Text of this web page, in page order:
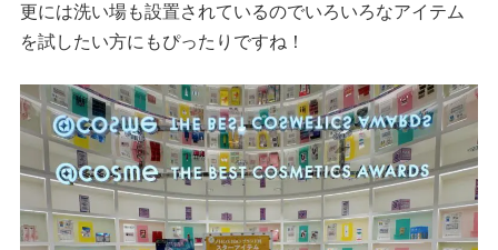
更には洗い場も設置されているのでいろいろなアイテム
を試したい方にもぴったりですね！